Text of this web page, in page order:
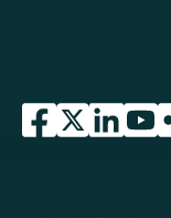
przejdź do
przejdź do
przejdź